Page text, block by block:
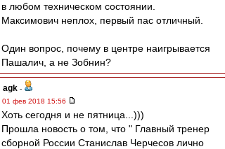
в любом техническом состоянии.
Максимович неплох, первый пас отличный.
Один вопрос, почему в центре наигрывается
Пашалич, а не Зобнин?
agk -
01 фев 2018 15:56
Хоть сегодня и не пятница...)))
Прошла новость о том, что " Главный тренер
сборной России Станислав Черчесов лично